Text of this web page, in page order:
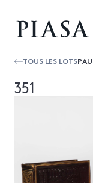
TOUS LES LOTS
351